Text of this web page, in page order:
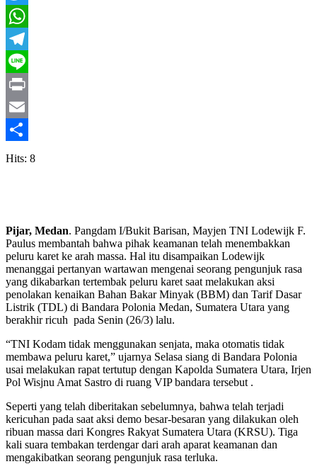
Twitter
WhatsApp
Telegram
Line
Print
Email
Share
Hits: 8
Pijar, Medan. Pangdam I/Bukit Barisan, Mayjen TNI Lodewijk F.
Paulus membantah bahwa pihak keamanan telah menembakkan
peluru karet ke arah massa. Hal itu disampaikan Lodewijk
menanggai pertanyan wartawan mengenai seorang pengunjuk rasa
yang dikabarkan tertembak peluru karet saat melakukan aksi
penolakan kenaikan Bahan Bakar Minyak (BBM) dan Tarif Dasar
Listrik (TDL) di Bandara Polonia Medan, Sumatera Utara yang
berakhir ricuh pada Senin (26/3) lalu.
“TNI Kodam tidak menggunakan senjata, maka otomatis tidak
membawa peluru karet,” ujarnya Selasa siang di Bandara Polonia
usai melakukan rapat tertutup dengan Kapolda Sumatera Utara, Irjen
Pol Wisjnu Amat Sastro di ruang VIP bandara tersebut .
Seperti yang telah diberitakan sebelumnya, bahwa telah terjadi
kericuhan pada saat aksi demo besar-besaran yang dilakukan oleh
ribuan massa dari Kongres Rakyat Sumatera Utara (KRSU). Tiga
kali suara tembakan terdengar dari arah aparat keamanan dan
mengakibatkan seorang pengunjuk rasa terluka.